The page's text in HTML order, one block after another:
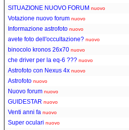
SITUAZIONE NUOVO FORUM nuovo
Votazione nuovo forum nuovo
Informazione astrofoto nuovo
avete foto dell'occultazione? nuovo
binocolo kronos 26x70 nuovo
che driver per la eq-6 ??? nuovo
Astrofoto con Nexus 4x nuovo
Astrofoto nuovo
Nuovo forum nuovo
GUIDESTAR nuovo
Venti anni fa nuovo
Super oculari nuovo